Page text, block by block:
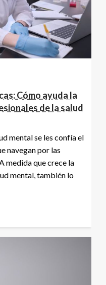
Cómo ayuda la
de la salud
mental se les confía el
navegan por las
medida que crece la
mental, también lo